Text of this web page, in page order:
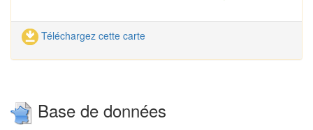
Téléchargez cette carte
Base de données